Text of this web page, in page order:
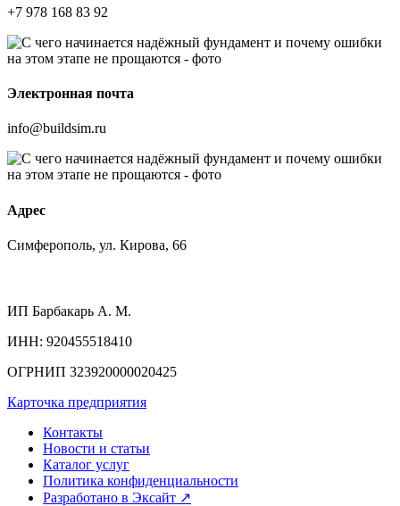
+7 978 168 83 92
Электронная почта
info@buildsim.ru
Адрес
Симферополь, ул. Кирова, 66
ИП Барбакарь А. М.
ИНН: 920455518410
ОГРНИП 323920000020425
Карточка предприятия
Контакты
Новости и статьи
Каталог услуг
Политика конфиденциальности
Разработано в Эксайт ↗